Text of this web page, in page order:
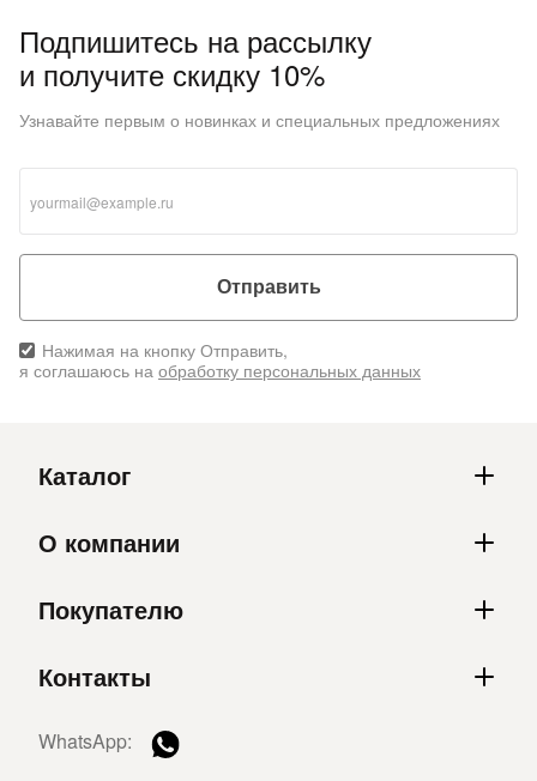
Подпишитесь на рассылку
и получите скидку 10%
Узнавайте первым о новинках и специальных предложениях
Отправить
Нажимая на кнопку Отправить,
я соглашаюсь на обработку персональных данных
Каталог
О компании
Покупателю
Контакты
WhatsApp: